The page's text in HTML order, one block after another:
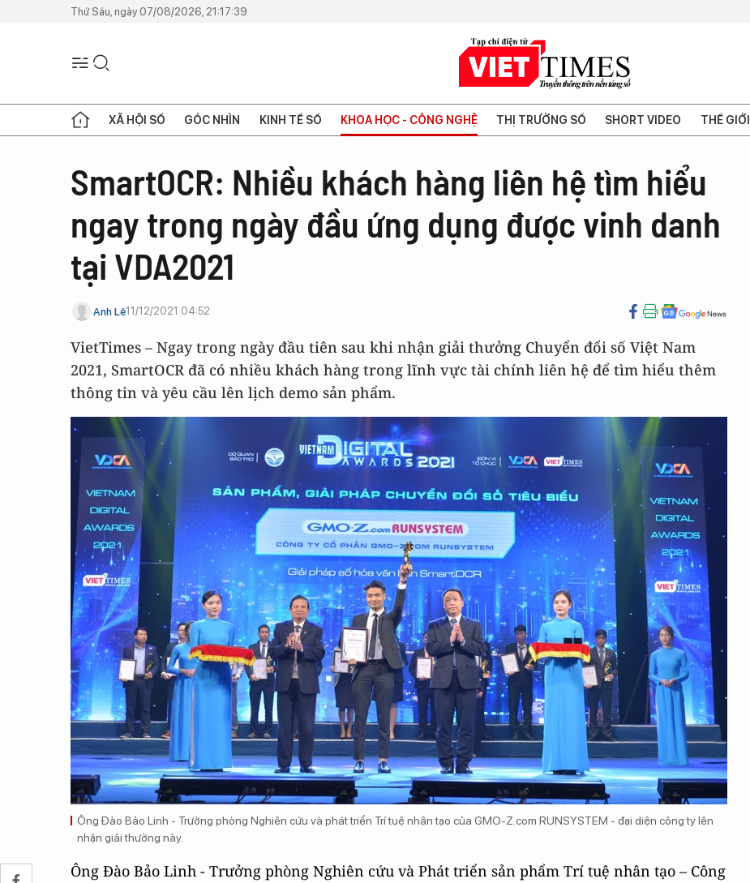
Thứ Sáu, ngày 07/08/2026, 21:17:39
XÃ HỘI SỐ GÓC NHÌN KINH TẾ SỐ KHOA HỌC - CÔNG NGHỆ THỊ TRƯỜNG SỐ SHORT VIDEO THẾ GIỚI
SmartOCR: Nhiều khách hàng liên hệ tìm hiểu
ngay trong ngày đầu ứng dụng được vinh danh
tại VDA2021
Anh Lê11/12/2021 04:52
VietTimes – Ngay trong ngày đầu tiên sau khi nhận giải thưởng Chuyển đổi số Việt Nam
2021, SmartOCR đã có nhiều khách hàng trong lĩnh vực tài chính liên hệ để tìm hiểu thêm
thông tin và yêu cầu lên lịch demo sản phẩm.
Ông Đào Bảo Linh - Trưởng phòng Nghiên cứu và phát triển Trí tuệ nhân tạo của GMO-Z.com RUNSYSTEM - đại diện công ty lên
nhận giải thưởng này.
Ông Đào Bảo Linh - Trưởng phòng Nghiên cứu và Phát triển sản phẩm Trí tuệ nhân tạo – Công